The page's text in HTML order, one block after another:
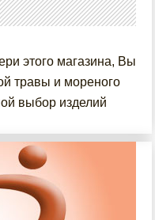
этого магазина, Вы
травы и мореного
выбор изделий